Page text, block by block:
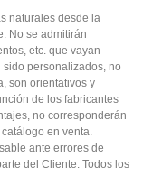
naturales desde la
No se admitirán
etc. que vayan
personalizados, no
son orientativos y
de los fabricantes
no corresponderán
en venta.
ante errores de
del Cliente. Todos los